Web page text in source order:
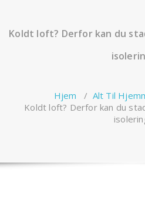
Koldt loft? Derfor kan du
Hjem / Alt Til
Koldt loft? Derfor kan du